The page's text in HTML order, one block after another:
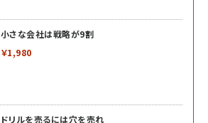
小さな会社は戦略が9割
￥1,980
ドリルを売るには穴を売れ